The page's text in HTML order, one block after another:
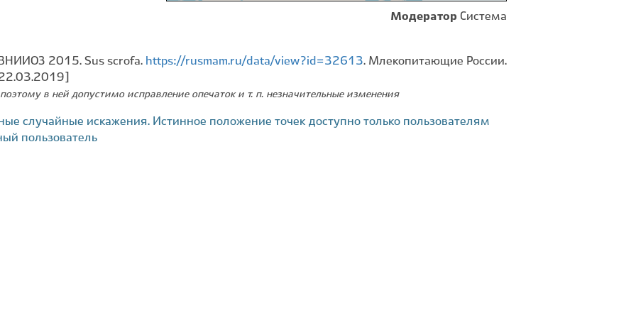
Модератор Система
2015. Sus scrofa. https://rusmam.ru/data/view?id=32613. Млекопитающие России.
в ней допустимо исправление опечаток и т. п. незначительные изменения
случайные искажения. Истинное положение точек доступно только пользователям
пользователь